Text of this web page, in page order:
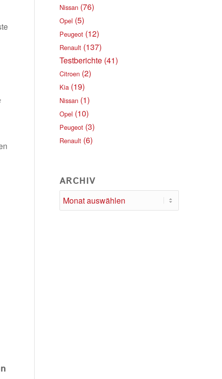
Nissan(76)
Opel (5)
Peugeot(12)
Renault(137)
Testberichte(41)
Citroen(2)
Kia(19)
Nissan(1)
Opel (10)
Peugeot(3)
Renault(6)
ARCHIV